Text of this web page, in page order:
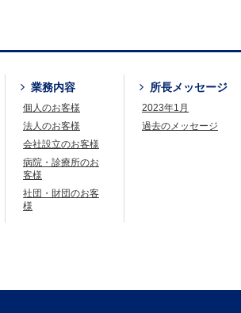
業務内容
個人のお客様
法人のお客様
会社設立のお客様
病院・診療所のお
客様
社団・財団のお客
様
所長メッセージ
2023年1月
過去のメッセージ